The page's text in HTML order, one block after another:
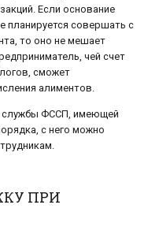
Если основание
планируется совершать с
то оно не мешает
чей счет
сможет
алиментов.
службы ФССП, имеющей
с него можно
ПРИ